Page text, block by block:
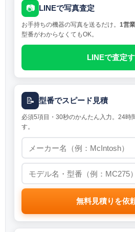
📷 LINEで写真査定
お手持ちの機器の写真を送るだけ。 1営
型番がわからなくてもOK。
LINEで査定
📝 型番でスピード見積
必須5項目・30秒のかんたん入力。24時
す。
無料見積りを依